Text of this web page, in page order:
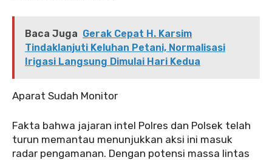
Baca Juga Gerak Cepat H. Karsim
Tindaklanjuti Keluhan Petani, Normalisasi
Irigasi Langsung Dimulai Hari Kedua
‎Aparat Sudah Monitor
‎Fakta bahwa jajaran intel Polres dan Polsek telah
turun memantau menunjukkan aksi ini masuk
radar pengamanan. Dengan potensi massa lintas